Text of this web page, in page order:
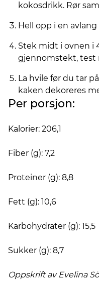
kokosdrikk. Rør
Hell opp i en
Stek midt i ovnen i
gjennomstekt, test
La hvile før du tar
kaken dekoreres
Per porsjon:
Kalorier: 206,1
Fiber (g): 7,2
Proteiner (g): 8,8
Fett (g): 10,6
Karbohydrater (g): 15,5
Sukker (g): 8,7
Oppskrift av Evelina